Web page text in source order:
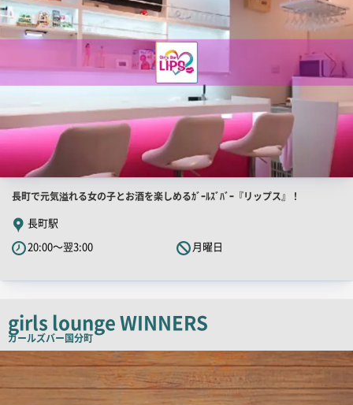
店
舗
PR
キ
コ
ピ
ー
長町で元気溢れる女の子とお酒を楽しめるｶﾞｰﾙｽﾞﾊﾞｰ『リップス』！
長町駅
20:00～翌3:00
月曜日
girls lounge WINNERS
ガールズバー国分町
舗
画